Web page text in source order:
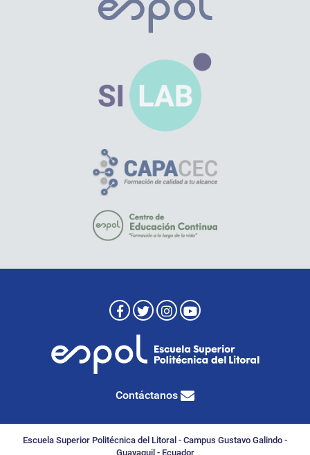
Contáctanos
Escuela Superior Politécnica del Litoral - Campus Gustavo Galindo -
Guayaquil - Ecuador